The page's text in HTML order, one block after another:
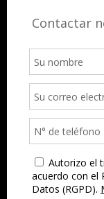
Contactar
Autorizo el
acuerdo con el
Datos (RGPD).